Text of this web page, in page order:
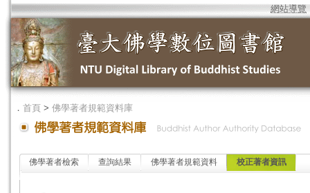
網站導覽
． 首頁 > 佛學著者規範資料庫
佛學著者檢索 查詢結果 佛學著者規範資料 校正著者資訊